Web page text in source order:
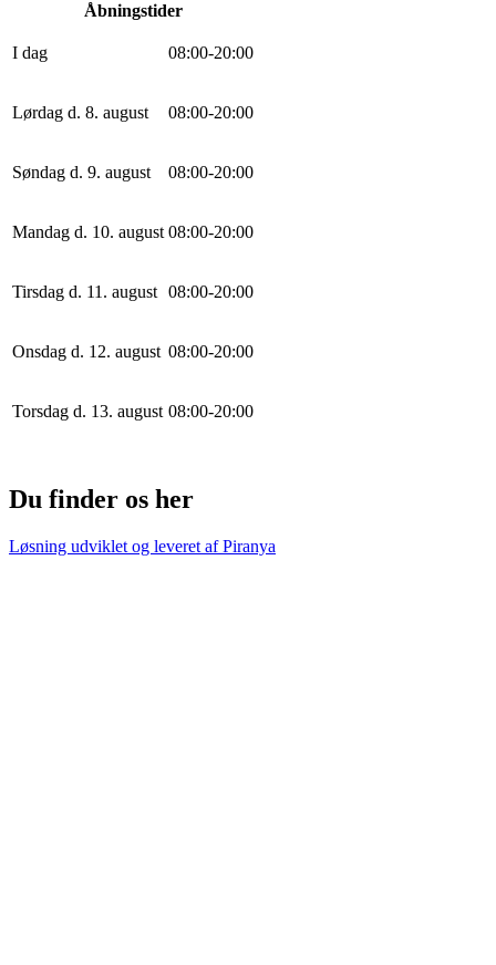
Åbningstider
I dag 08:00-20:00
Lørdag d. 8. august 08:00-20:00
Søndag d. 9. august 08:00-20:00
Mandag d. 10. august 08:00-20:00
Tirsdag d. 11. august 08:00-20:00
Onsdag d. 12. august 08:00-20:00
Torsdag d. 13. august 08:00-20:00
Du finder os her
Løsning udviklet og leveret afPiranya